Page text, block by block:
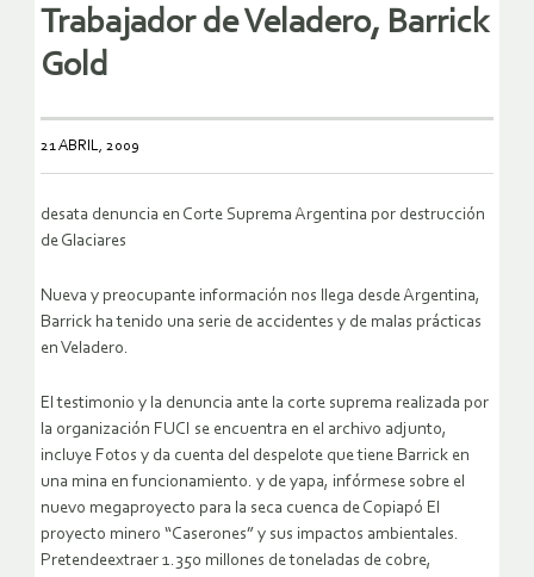
Trabajador de Veladero, Barrick
Gold
21 ABRIL, 2009
desata denuncia en Corte Suprema Argentina por destrucción
de Glaciares
Nueva y preocupante información nos llega desde Argentina,
Barrick ha tenido una serie de accidentes y de malas prácticas
en Veladero.
El testimonio y la denuncia ante la corte suprema realizada por
la organización FUCI se encuentra en el archivo adjunto,
incluye Fotos y da cuenta del despelote que tiene Barrick en
una mina en funcionamiento. y de yapa, infórmese sobre el
nuevo megaproyecto para la seca cuenca de Copiapó El
proyecto minero “Caserones” y sus impactos ambientales.
Pretendeextraer 1.350 millones de toneladas de cobre,